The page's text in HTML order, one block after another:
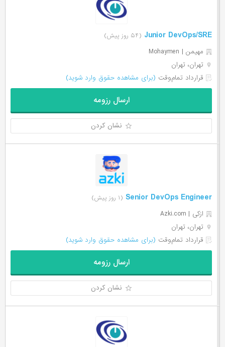
Junior DevOps/SRE (۵۴ روز پیش)
مهیمن | Mohaymen
تهران، تهران
قرارداد تمام‌وقت (برای مشاهده حقوق وارد شوید)
ارسال رزومه
نشان کردن
Senior DevOps Engineer (۱ روز پیش)
ازکی | Azki‌.com
تهران، تهران
قرارداد تمام‌وقت (برای مشاهده حقوق وارد شوید)
ارسال رزومه
نشان کردن